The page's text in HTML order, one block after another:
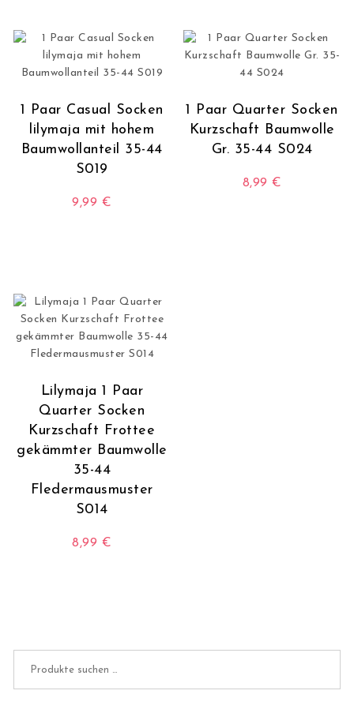
1 Paar Casual Socken
lilymaja mit hohem
Baumwollanteil 35-44
S019
9,99 €
1 Paar Quarter Socken
Kurzschaft Baumwolle
Gr. 35-44 S024
8,99 €
Lilymaja 1 Paar
Quarter Socken
Kurzschaft Frottee
gekämmter Baumwolle
35-44
Fledermausmuster
S014
8,99 €